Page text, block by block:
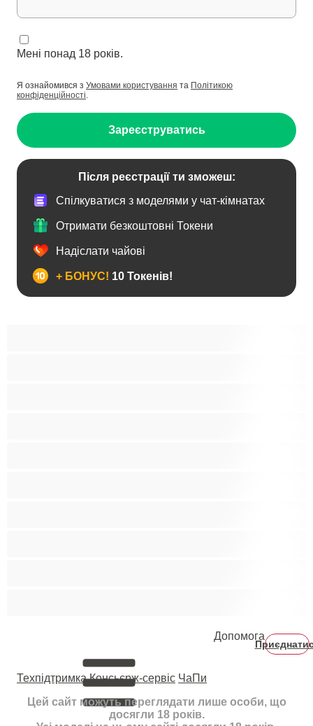
Мені понад 18 років.
Я ознайомився з Умовами користування та Політикою
конфіденційності.
Зареєструватись
Після реєстрації ти зможеш:
Спілкуватися з моделями у чат-кімнатах
Отримати безкоштовні Токени
Надіслати чайові
+ БОНУС! 10 Токенів!
Допомога
Техпідтримка Консьєрж-сервіс ЧаПи
Цей сайт можуть переглядати лише особи, що
досягли 18 років.